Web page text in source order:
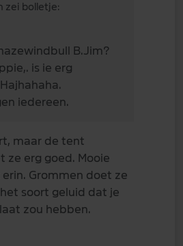
zei bolletje:
B.Jim?
is ie erg
iedereen.
maar de tent
ze erg goed. Mooie
Grommen doet ze
soort geluid dat je
zou hebben.